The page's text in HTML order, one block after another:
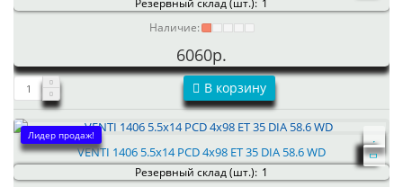
Резервный склад (шт.): 1
Наличие:
6060р.
В корзину
Лидер продаж!
VENTI 1406 5.5x14 PCD 4x98 ET 35 DIA 58.6 WD
Резервный склад (шт.): 1